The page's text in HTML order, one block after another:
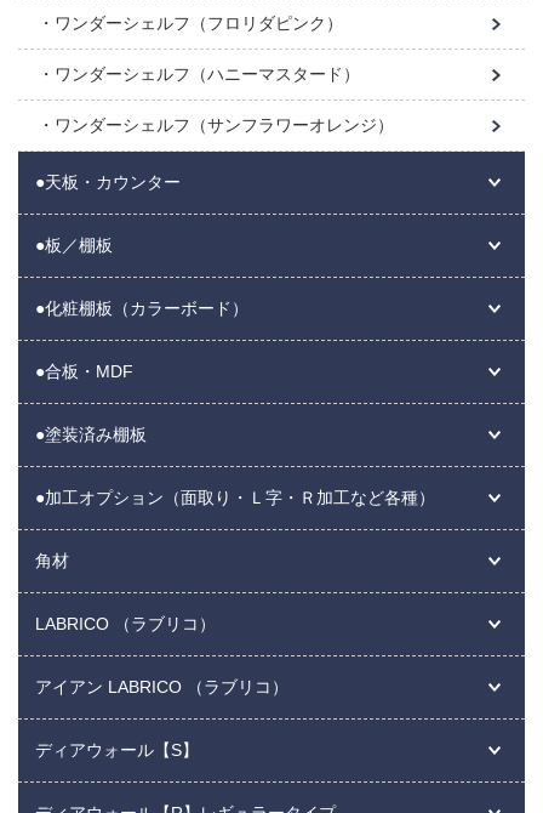
ワンダーシェルフ（フロリダピンク）
ワンダーシェルフ（ハニーマスタード）
ワンダーシェルフ（サンフラワーオレンジ）
●天板・カウンター
●板／棚板
●化粧棚板（カラーボード）
●合板・MDF
●塗装済み棚板
●加工オプション（面取り・Ｌ字・Ｒ加工など各種）
角材
LABRICO （ラブリコ）
アイアン LABRICO （ラブリコ）
ディアウォール【S】